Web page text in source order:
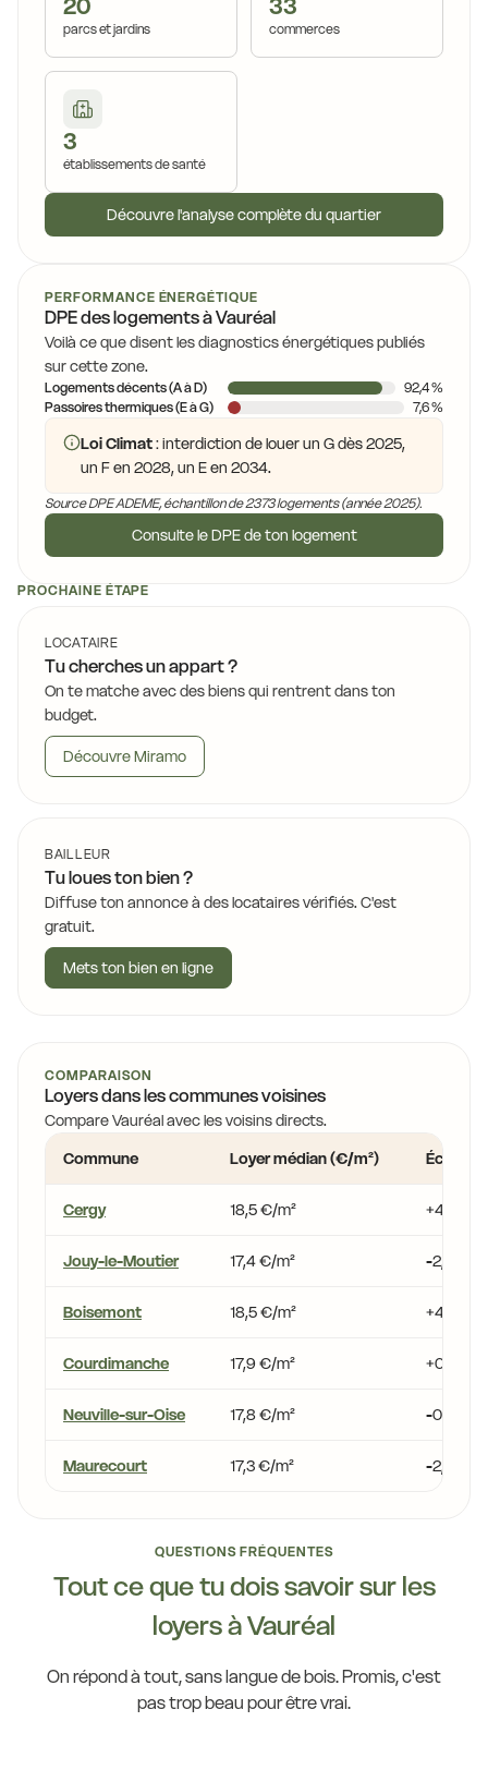
20
parcs et jardins
33
commerces
3
établissements de santé
Découvre l'analyse complète du quartier
PERFORMANCE ÉNERGÉTIQUE
DPE des logements à Vauréal
Voilà ce que disent les diagnostics énergétiques publiés
sur cette zone.
Logements décents (A à D)
92,4 %
Passoires thermiques (E à G)
7,6 %
Loi Climat: interdiction de louer un G dès 2025,
un F en 2028, un E en 2034.
Source DPE ADEME, échantillon de 2373 logements (année 2025).
Consulte le DPE de ton logement
PROCHAINE ÉTAPE
LOCATAIRE
Tu cherches un appart ?
On te matche avec des biens qui rentrent dans ton
budget.
Découvre Miramo
BAILLEUR
Tu loues ton bien ?
Diffuse ton annonce à des locataires vérifiés. C'est
gratuit.
Mets ton bien en ligne
COMPARAISON
Loyers dans les communes voisines
Compare Vauréal avec les voisins directs.
Commune
Loyer médian (€/m²) Écart vs
Cergy 18,5 €/m² +4,0 %
Jouy-le-Moutier 17,4 €/m² -2,1 %
Boisemont 18,5 €/m² +4,0 %
Courdimanche 17,9 €/m² +0,7 %
Neuville-sur-Oise 17,8 €/m² -0,1 %
Maurecourt 17,3 €/m² -2,9 %
QUESTIONS FRÉQUENTES
Tout ce que tu dois savoir sur les
loyers à Vauréal
On répond à tout, sans langue de bois. Promis, c'est
pas trop beau pour être vrai.